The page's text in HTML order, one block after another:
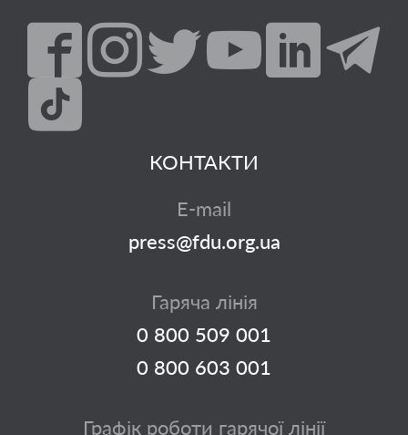
КОНТАКТИ
E-mail
press@fdu.org.ua
Гаряча лінія
0 800 509 001
0 800 603 001
Графік роботи гарячої лінії